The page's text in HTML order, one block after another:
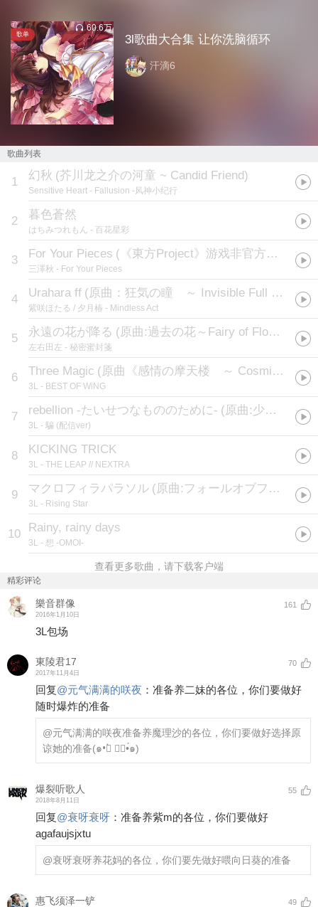
歌单
60.6万
3l歌曲大合集 让你洗脑循环
汗滴6
歌曲列表
1 幻秋 (芥川龙之介の河童 ~ Candid Friend)
Sensitive Heart - Fallusion -风神小纪行
2 暮色蒼然
はちみつれもん - 百花星彩
3 For Your Pieces ( 《東方Project》游戏非官方同人曲 )
三澤秋 - For Your Pieces
4 Urahara ff (原曲：狂気の瞳 ～ Invisible Full Moon )
紫咲ほたる / 夕月椿 - Mindless Act
5 永遠の花が降る (原曲:過去の花～Fairy of Flower(蓮台野夜行 ～ Ghostly Field Club.)
左右田左 - 秘密蜜封箋
6 Three Magic (原曲《感情の摩天楼 ～ Cosmic Mind》
3L - BEST OF WiNG
7 rebellion -たいせつなもののために- (原曲:少女秘封倶楽部
3L - 騙 (配信ver)
8 KICKING TRICK
3L - THE LEAP // NEXTRA
9 マクロフィラパラソル (原曲:フォールオブフォール ～ 秋めく滝
3L - Rising Star
10 Rainy, rainy days
3L - 想 -OMOI-
查看更多歌曲，请下载客户端
精彩评论
樂音群像
2016年1月10日
161
3L包场
東陵君17
2017年11月4日
70
回复@元气满满的咲夜 ： 准备养二妹的各位，你们要做好
随时爆炸的准备
@元气满满的咲夜准备养魔理沙的各位，你们要做好选择原
谅她的准备(๑•॒̀ ູ॒•́๑)
爆裂听歌人
2018年8月11日
55
回复@衰呀衰呀 ： 准备养紫m的各位，你们要做好
agafaujsjxtu
@衰呀衰呀养花妈的各位，你们要先做好喂向日葵的准备
惠飞须泽一铲 49